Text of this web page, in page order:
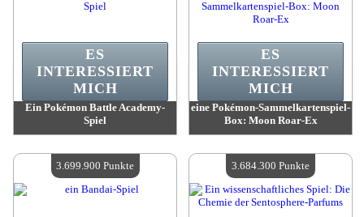
Ein Pokémon Battle Academy-
Spiel
Verfügbare Menge:4
ES
INTERESSIERT
MICH
eine Pokémon-Sammelkartenspiel-
Box: Moon Roar-Ex
Verfügbare Menge:4
ES
INTERESSIERT
MICH
3.699.900 Punkte 3.684.300 Punkte